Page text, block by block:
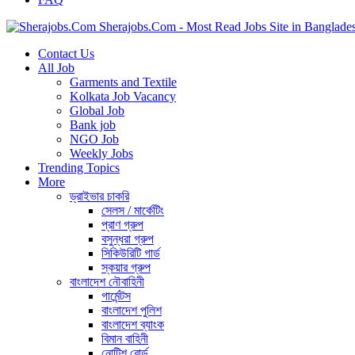
Sherajobs.Com - Most Read Jobs Site in
Contact Us
All Job
Garments and Textile
Kolkata Job Vacancy
Global Job
Bank job
NGO Job
Weekly Jobs
Trending Topics
More
ড্রাইভার চাকরি
সেলস / মার্কেটিং
প্রাণ গ্রুপ
বসুন্ধরা গ্রুপ
সিকিউরিটি গার্ড
স্কয়ার গ্রুপ
বাংলাদেশ নৌবাহিনী
গার্মেন্টস
বাংলাদেশ পুলিশ
বাংলাদেশ ব্যাংক
বিমান বাহিনী